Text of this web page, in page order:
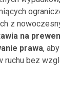
z
na
prawa,
bez